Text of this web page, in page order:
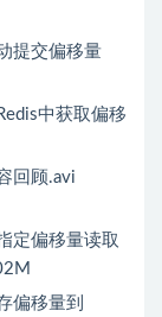
提交偏移量
中获取偏移
回顾.avi
定偏移量读取
偏移量到